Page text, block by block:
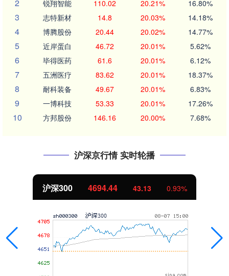
2 锐翔智能 110.02 20.21% 16.80%
3 志特新材 14.8 20.03% 14.18%
4 博腾股份 20.44 20.02% 14.77%
5 近岸蛋白 46.72 20.01% 5.62%
6 毕得医药 61.6 20.01% 6.12%
7 五洲医疗 83.62 20.01% 18.37%
8 耐科装备 49.67 20.01% 6.83%
9 一博科技 53.33 20.01% 17.26%
10 方邦股份 146.16 20.00% 7.68%
沪深京行情 实时轮播
沪深300 4694.44 43.13 0.93%